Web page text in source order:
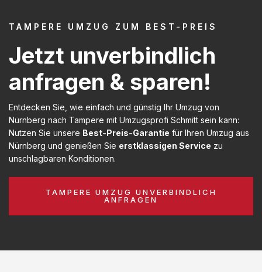
TAMPERE UMZUG ZUM BEST-PREIS
Jetzt unverbindlich
anfragen & sparen!
Entdecken Sie, wie einfach und günstig Ihr Umzug von
Nürnberg nach Tampere mit Umzugsprofi Schmitt sein kann:
Nutzen Sie unsere Best-Preis-Garantie für Ihren Umzug aus
Nürnberg und genießen Sie erstklassigen Service zu
unschlagbaren Konditionen.
TAMPERE UMZUG UNVERBINDLICH
ANFRAGEN